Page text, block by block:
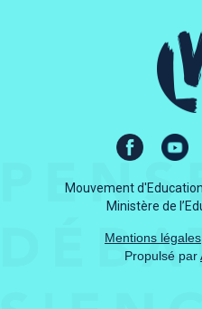
Mouvement
Ministère de
Mentions légales
Propulsé par